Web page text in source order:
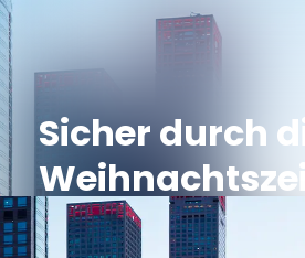
Sicher durch
16. Dezember 2022